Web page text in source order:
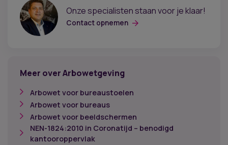
Onze specialisten staan voor je klaar!
Contact opnemen
Meer over Arbowetgeving
Arbowet voor bureaustoelen
Arbowet voor bureaus
Arbowet voor beeldschermen
NEN-1824:2010 in Coronatijd – benodigd
kantooroppervlak